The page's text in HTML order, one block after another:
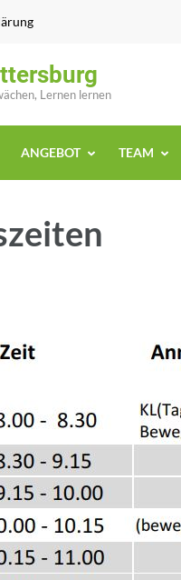
Lernen lernen
ANGEBOT TEAM